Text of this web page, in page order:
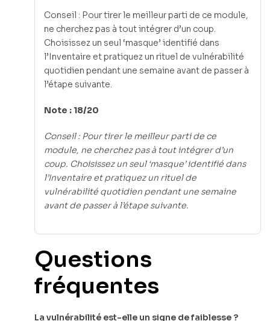
Conseil : Pour tirer le meilleur parti de ce module,
ne cherchez pas à tout intégrer d’un coup.
Choisissez un seul ‘masque’ identifié dans
l’Inventaire et pratiquez un rituel de vulnérabilité
quotidien pendant une semaine avant de passer à
l’étape suivante.
Note : 18/20
Conseil : Pour tirer le meilleur parti de ce
module, ne cherchez pas à tout intégrer d’un
coup. Choisissez un seul ‘masque’ identifié dans
l’Inventaire et pratiquez un rituel de
vulnérabilité quotidien pendant une semaine
avant de passer à l’étape suivante.
Questions
fréquentes
La vulnérabilité est-elle un signe de faiblesse ?